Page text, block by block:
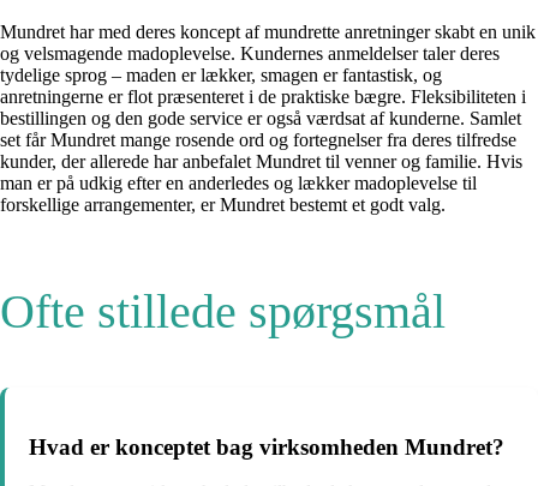
Mundret har med deres koncept af mundrette anretninger skabt en unik
og velsmagende madoplevelse. Kundernes anmeldelser taler deres
tydelige sprog – maden er lækker, smagen er fantastisk, og
anretningerne er flot præsenteret i de praktiske bægre. Fleksibiliteten i
bestillingen og den gode service er også værdsat af kunderne. Samlet
set får Mundret mange rosende ord og fortegnelser fra deres tilfredse
kunder, der allerede har anbefalet Mundret til venner og familie. Hvis
man er på udkig efter en anderledes og lækker madoplevelse til
forskellige arrangementer, er Mundret bestemt et godt valg.
Ofte stillede spørgsmål
Hvad er konceptet bag virksomheden Mundret?